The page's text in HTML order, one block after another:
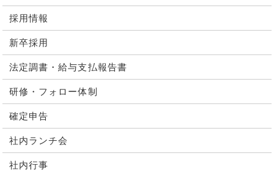
採用情報
新卒採用
法定調書・給与支払報告書
研修・フォロー体制
確定申告
社内ランチ会
社内行事